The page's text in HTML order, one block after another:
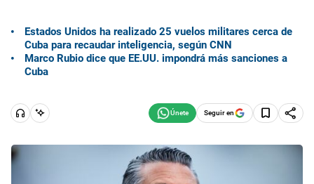
Estados Unidos ha realizado 25 vuelos militares cerca de
Cuba para recaudar inteligencia, según CNN
Marco Rubio dice que EE.UU. impondrá más sanciones a
Cuba
Seguir en